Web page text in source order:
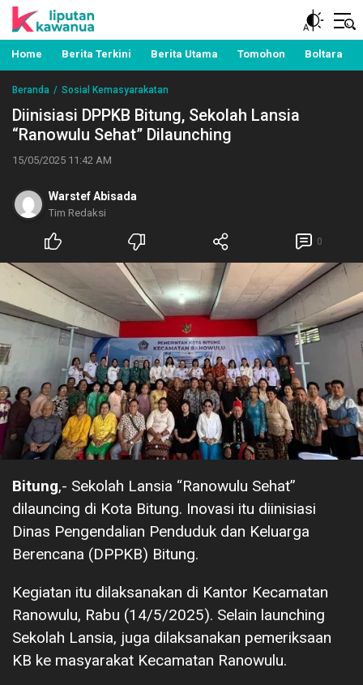
Liputan Kawanua
Berita Manado, Sulawesi Utara, Kawanua, Politik,
Pemerintahan, Hukum Kriminal dan Nasional
Home Berita Terkini Berita Utama Tomohon Boltara
Beranda Sosial Kemasyarakatan
Diinisiasi DPPKB Bitung, Sekolah Lansia
“Ranowulu Sehat” Dilaunching
15/05/2025 11:42 AM
Warstef Abisada
Tim Redaksi
0
Bitung,- Sekolah Lansia “Ranowulu Sehat”
dilauncing di Kota Bitung. Inovasi itu diinisiasi
Dinas Pengendalian Penduduk dan Keluarga
Berencana (DPPKB) Bitung.
Kegiatan itu dilaksanakan di Kantor Kecamatan
Ranowulu, Rabu (14/5/2025). Selain launching
Sekolah Lansia, juga dilaksanakan pemeriksaan
KB ke masyarakat Kecamatan Ranowulu.